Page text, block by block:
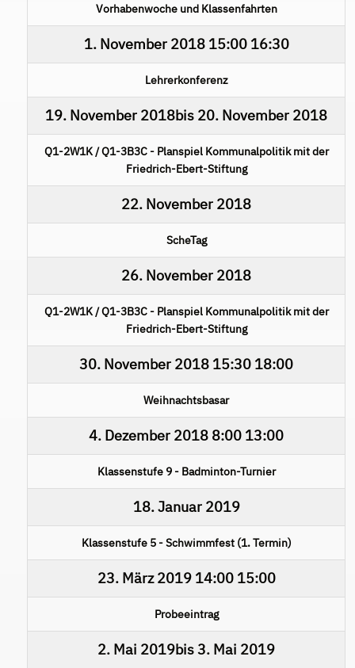
Vorhabenwoche und Klassenfahrten
1. November 201815:00 16:30
Lehrerkonferenz
19. November 2018bis 20. November 2018
Q1-2W1K / Q1-3B3C - Planspiel Kommunalpolitik mit der
Friedrich-Ebert-Stiftung
22. November 2018
ScheTag
26. November 2018
Q1-2W1K / Q1-3B3C - Planspiel Kommunalpolitik mit der
Friedrich-Ebert-Stiftung
30. November 2018 15:30 18:00
Weihnachtsbasar
4. Dezember 2018 8:00 13:00
Klassenstufe 9 - Badminton-Turnier
18. Januar 2019
Klassenstufe 5 - Schwimmfest (1. Termin)
23. März 201914:00 15:00
Probeeintrag
2. Mai 2019bis3. Mai 2019